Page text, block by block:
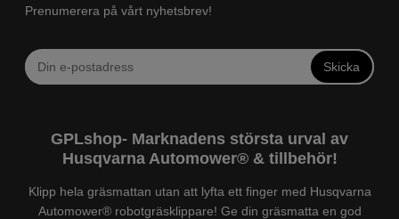
Prenumerera på vårt nyhetsbrev!
Skicka
GPLshop- Marknadens största urval av
Husqvarna Automower® & tillbehör!
Klipp hela gräsmattan utan att lyfta ett finger med Husqvarna
Automower® robotgräsklippare! Ge din gräsmatta en god